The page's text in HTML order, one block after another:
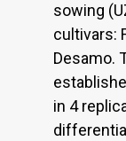
sowing
cultivars:
Desamo.
in 4